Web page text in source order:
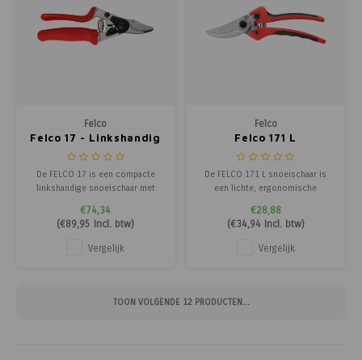
Felco
Felco 17 - Linkshandig
De FELCO 17 is een compacte
linkshandige snoeischaar met
voor middelgrote handen.
Geschikt voor takken tot 20 mm
en vereist tot 30% minder
inspanning.
€74,34
(€89,95 Incl. btw)
Vergelijk
Felco
Felco 171 L
De FELCO 171 L snoeischaar is
een lichte, ergonomische
mm, speciaal ontworpen voor
tuinliefhebbers die comfort,
innovatie en duurzaamheid
zoeken.
€28,88
(€34,94Incl. btw)
Vergelijk
TOON VOLGENDE 12PRODUCTEN...